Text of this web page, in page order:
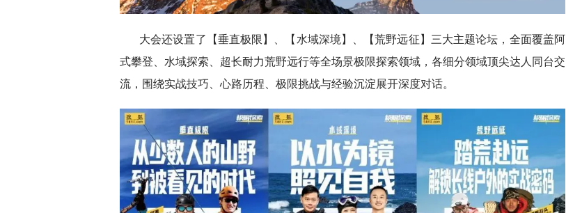
大会还设置了【垂直极限】、【水域深境】、【荒野远征】三大主题论坛，全面覆盖阿
式攀登、水域探索、超长耐力荒野远行等全场景极限探索领域，各细分领域顶尖达人同台交
流，围绕实战技巧、心路历程、极限挑战与经验沉淀展开深度对话。